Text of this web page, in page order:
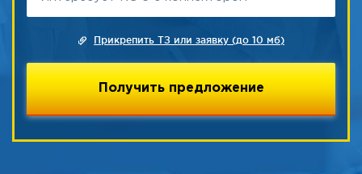
Прикрепить ТЗ или заявку (до 10 мб)